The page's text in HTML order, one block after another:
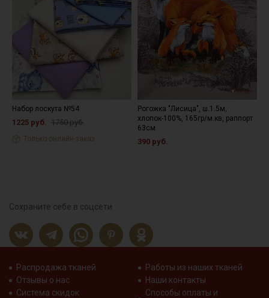
Набор лоскута №54
1225 руб. 1750 руб.
Только онлайн-заказ
Рогожка "Лисица", ш.1.5м,
хлопок-100%, 165гр/м.кв, раппорт
63см
390 руб.
Сохраните себе в соцсети
Распродажа тканей
Отзывы о нас
Система скидок
Работы из наших тканей
Наши контакты
Способы оплаты и